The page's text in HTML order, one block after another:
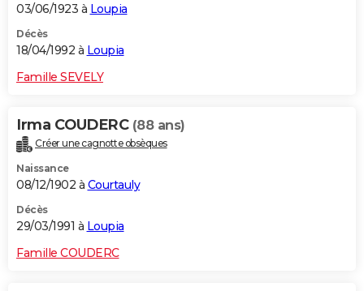
03/06/1923 à Loupia
Décès
18/04/1992 à Loupia
Famille SEVELY
Irma COUDERC (88 ans)
Créer une cagnotte obsèques
Naissance
08/12/1902 à Courtauly
Décès
29/03/1991 à Loupia
Famille COUDERC